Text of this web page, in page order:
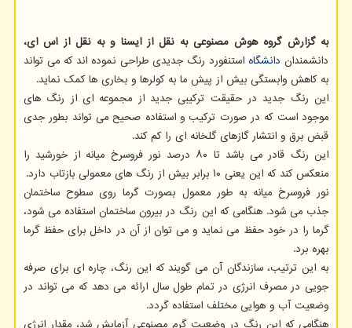
به گزارش گروه هوش مصنوعی به نقل از ایسنا و به نقل از اس ای،
دانشمندان دانشگاه استنفورد رنگ جدیدی طراحی نموده اند که می تواند
به کاهش وابستگی بیش از پیش ما به کولرها و بخاری ها کمک نماید.
این رنگ جدید در حقیقت ترکیبی جدید از مجموعه ای از رنگ های
موجود است که در صورت ترکیب و استفاده صحیح می تواند بطور جدی
قبض برق و انتشار گازهای گلخانه ای را کم کند.
این رنگ قادر می باشد تا ۸۰ درصد نور فروسرخ میانه از خورشید را
منعکس کند که این یعنی ۱۰ برابر بیش از رنگ های معمولی بازتاب دارد.
نور فروسرخ میانه به طور معمول بصورت گرما روی سطوح ساختمان
جذب می شود. هنگامی که این رنگ در بیرون ساختمان استفاده می شود،
گرما را در خود حفظ می نماید و می توان از آن در داخل برای حفظ گرما
بهره برد.
به این ترتیب، سازندگان آن می گویند که این رنگ، چاره ای برای صرفه
جویی در مصرف انرژی در تمام طول سال ارائه می دهد که می تواند در
وضعیت آب و هوایی مختلف استفاده گردد.